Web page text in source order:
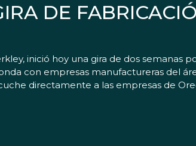
DE
inició hoy una gira de dos semanas
con empresas manufactureras del
directamente a las empresas de